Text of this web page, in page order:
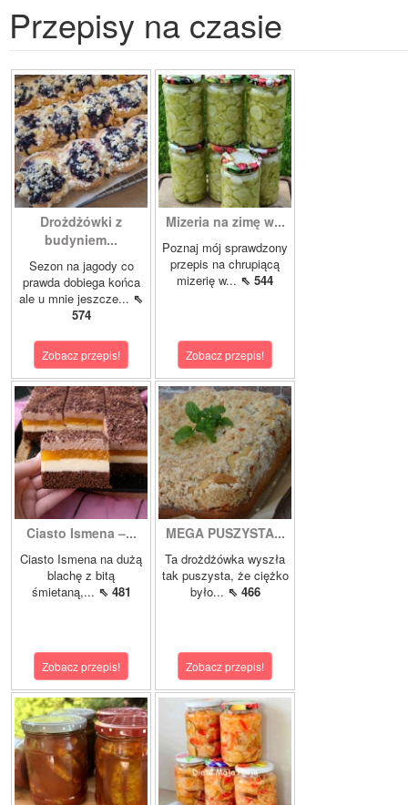
Przepisy na czasie
Drożdżówki z
budyniem...
Sezon na jagody co
prawda dobiega końca
ale u mnie jeszcze... ⇖
574
Zobacz przepis!
Mizeria na zimę w...
Poznaj mój sprawdzony
przepis na chrupiącą
mizerię w... ⇖ 544
Zobacz przepis!
Ciasto Ismena –...
Ciasto Ismena na dużą
blachę z bitą
śmietaną,... ⇖ 481
Zobacz przepis!
MEGA PUSZYSTA...
Ta drożdżówka wyszła
tak puszysta, że ciężko
było... ⇖ 466
Zobacz przepis!